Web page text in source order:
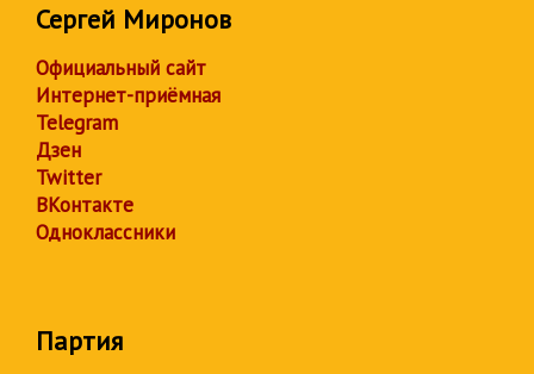
Сергей Миронов
Официальный сайт
Интернет-приёмная
Telegram
Дзен
Twitter
ВКонтакте
Одноклассники
Партия